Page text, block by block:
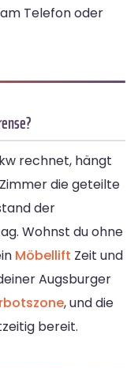
Telefon oder
rechnet, hängt
die geteilte
der
Wohnst du ohne
Möbellift Zeit und
Augsburger
, und die
bereit.